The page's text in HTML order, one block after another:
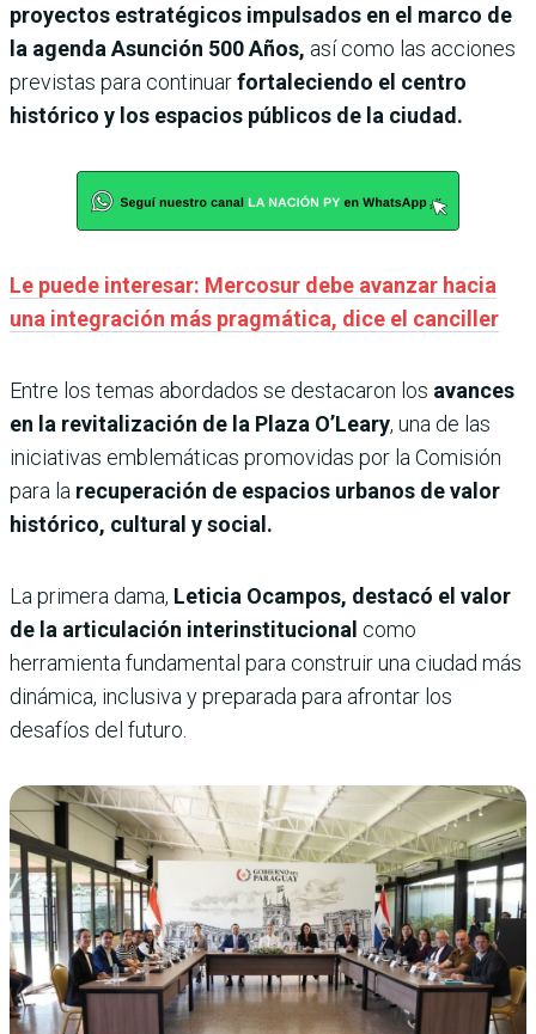
proyectos estratégicos impulsados en el marco de
la agenda Asunción 500 Años, así como las acciones
previstas para continuarfortaleciendo el centro
histórico y los espacios públicos de la ciudad.
Le puede interesar: Mercosur debe avanzar hacia
una integración más pragmática, dice el canciller
Entre los temas abordados se destacaron los avances
en la revitalización de la Plaza O’Leary, una de las
iniciativas emblemáticas promovidas por la Comisión
para la recuperación de espacios urbanos de valor
histórico, cultural y social.
La primera dama, Leticia Ocampos, destacó el valor
de la articulación interinstitucional como
herramienta fundamental para construir una ciudad más
dinámica, inclusiva y preparada para afrontar los
desafíos del futuro.